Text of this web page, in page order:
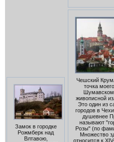
Замок в городке
Рожмберк над
Влтавою,
Чешский
точка
живописной
Это один из
городов в
душевнее
называют
Розы" (по
Множество
относится к